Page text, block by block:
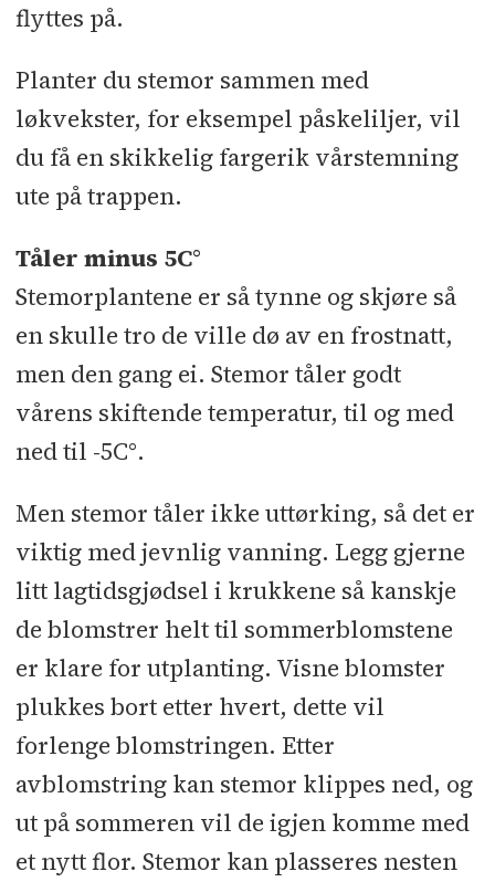
flyttes på.
Planter du stemor sammen med
løkvekster, for eksempel påskeliljer, vil
du få en skikkelig fargerik vårstemning
ute på trappen.
Tåler minus 5C°
Stemorplantene er så tynne og skjøre så
en skulle tro de ville dø av en frostnatt,
men den gang ei. Stemor tåler godt
vårens skiftende temperatur, til og med
ned til -5C°.
Men stemor tåler ikke uttørking, så det er
viktig med jevnlig vanning. Legg gjerne
litt lagtidsgjødsel i krukkene så kanskje
de blomstrer helt til sommerblomstene
er klare for utplanting. Visne blomster
plukkes bort etter hvert, dette vil
forlenge blomstringen. Etter
avblomstring kan stemor klippes ned, og
ut på sommeren vil de igjen komme med
et nytt flor. Stemor kan plasseres nesten